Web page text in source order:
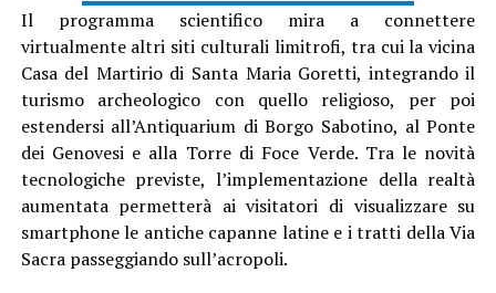
Il programma scientifico mira a connettere
virtualmente altri siti culturali limitrofi, tra cui la vicina
Casa del Martirio di Santa Maria Goretti, integrando il
turismo archeologico con quello religioso, per poi
estendersi all’Antiquarium di Borgo Sabotino, al Ponte
dei Genovesi e alla Torre di Foce Verde. Tra le novità
tecnologiche previste, l’implementazione della realtà
aumentata permetterà ai visitatori di visualizzare su
smartphone le antiche capanne latine e i tratti della Via
Sacra passeggiando sull’acropoli.